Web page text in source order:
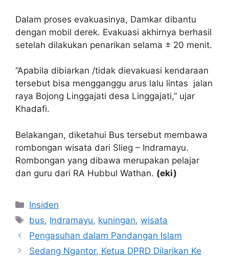
Dalam proses evakuasinya, Damkar dibantu
dengan mobil derek. Evakuasi akhirnya berhasil
setelah dilakukan penarikan selama ± 20 menit.
“Apabila dibiarkan /tidak dievakuasi kendaraan
tersebut bisa mengganggu arus lalu lintas jalan
raya Bojong Linggajati desa Linggajati,” ujar
Khadafi.
Belakangan, diketahui Bus tersebut membawa
rombongan wisata dari Slieg – Indramayu.
Rombongan yang dibawa merupakan pelajar
dan guru dari RA Hubbul Wathan. (eki)
Kategori
Insiden
Tag
bus, Indramayu, kuningan,wisata
Pengasuhan dalam Pandangan Islam
Sedang Ngantor, Ketua DPRD Dilarikan Ke